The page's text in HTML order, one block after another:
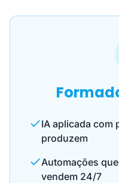
IA aplicada com
produzem
Automações
vendem 24/7